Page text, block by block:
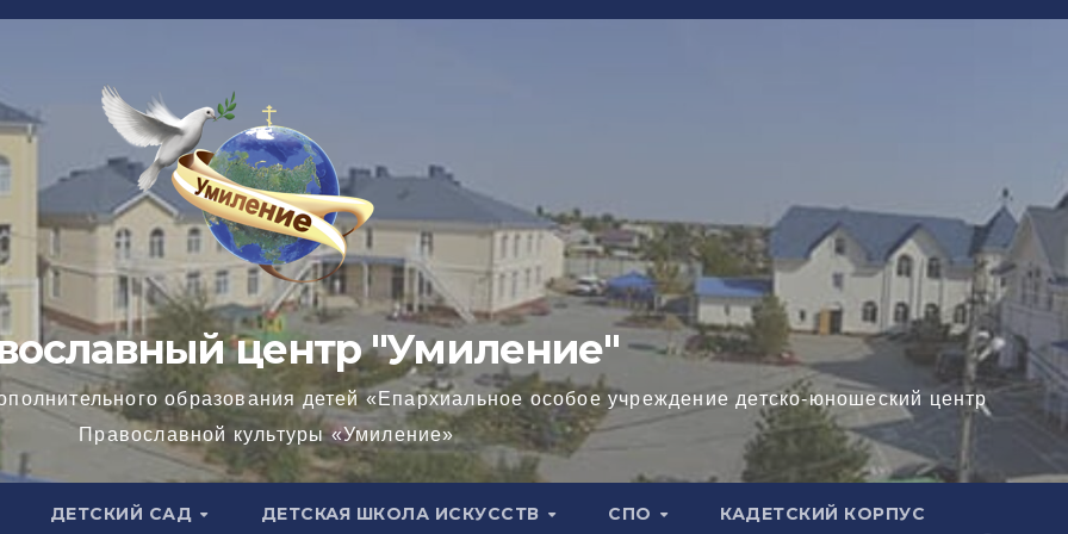
центр "Умиление"
образования детей «Епархиальное особое учреждение детско-юношеский центр
Православной культуры «Умиление»
ДЕТСКИЙ САД ДЕТСКАЯ ШКОЛА ИСКУССТВ СПО КАДЕТСКИЙ КОРПУС